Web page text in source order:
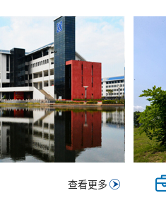
查看更多